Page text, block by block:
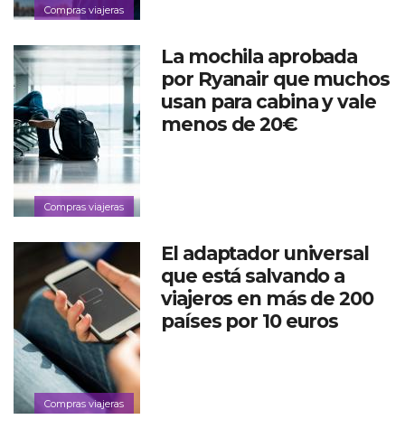
Compras viajeras
Compras viajeras
La mochila aprobada
por Ryanair que muchos
usan para cabina y vale
menos de 20€
Compras viajeras
El adaptador universal
que está salvando a
viajeros en más de 200
países por 10 euros